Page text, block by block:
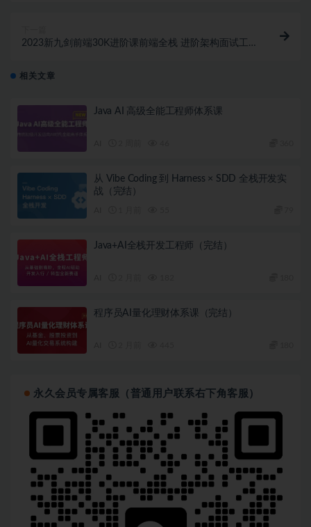
2023新九剑前端30K进阶课前端全栈 进阶架构面试工
相关文章
Java AI 高级全能工程师体系课
从 Vibe Coding 到 Harness × SDD 全栈开发实
战（完结）
Java+AI全栈开发工程师（完结）
程序员AI量化理财体系课（完结）
永久会员专属客服（普通用户联系右下角客服）